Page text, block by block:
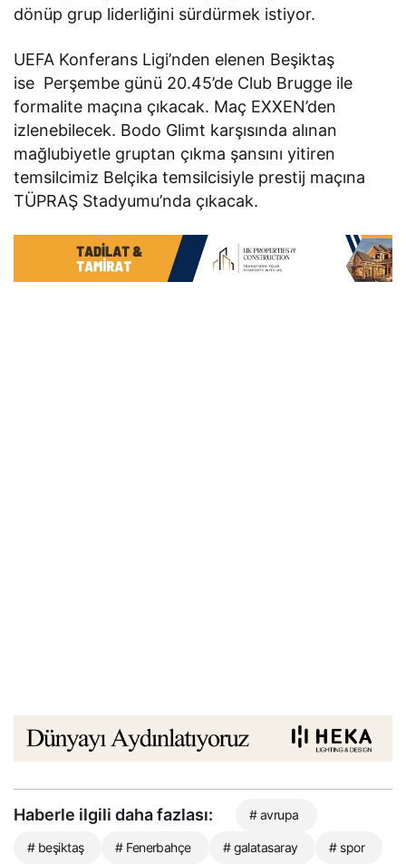
dönüp grup liderliğini sürdürmek istiyor.
UEFA Konferans Ligi’nden elenen Beşiktaş
ise Perşembe günü 20.45’de Club Brugge ile
formalite maçına çıkacak. Maç EXXEN’den
izlenebilecek. Bodo Glimt karşısında alınan
mağlubiyetle gruptan çıkma şansını yitiren
temsilcimiz Belçika temsilcisiyle prestij maçına
TÜPRAŞ Stadyumu’nda çıkacak.
Haberle ilgili daha fazlası: # avrupa
# beşiktaş # Fenerbahçe # galatasaray # spor